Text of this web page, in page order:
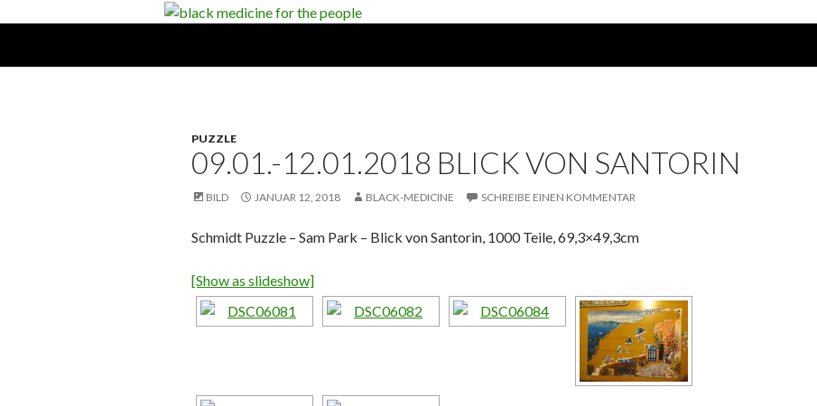
PUZZLE
09.01.-12.01.2018 BLICK VON SANTORIN
BILD JANUAR 12, 2018 BLACK-MEDICINE SCHREIBE EINEN KOMMENTAR
Schmidt Puzzle – Sam Park – Blick von Santorin, 1000 Teile, 69,3×49,3cm
[Show as slideshow]